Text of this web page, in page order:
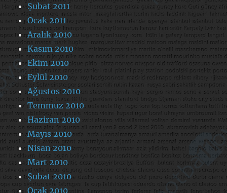
Şubat 2011
Ocak 2011
Aralık 2010
Kasım 2010
Ekim 2010
Eylül 2010
Ağustos 2010
Temmuz 2010
Haziran 2010
Mayıs 2010
Nisan 2010
Mart 2010
Şubat 2010
Ocak 2010